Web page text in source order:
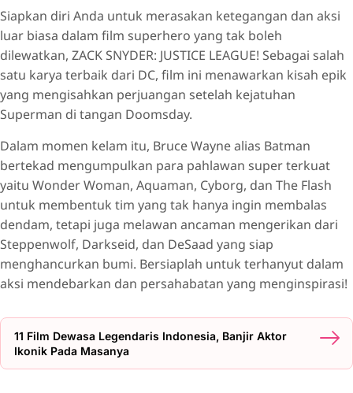
Siapkan diri Anda untuk merasakan ketegangan dan aksi
luar biasa dalam film superhero yang tak boleh
dilewatkan, ZACK SNYDER: JUSTICE LEAGUE! Sebagai salah
satu karya terbaik dari DC, film ini menawarkan kisah epik
yang mengisahkan perjuangan setelah kejatuhan
Superman di tangan Doomsday.
Dalam momen kelam itu, Bruce Wayne alias Batman
bertekad mengumpulkan para pahlawan super terkuat
yaitu Wonder Woman, Aquaman, Cyborg, dan The Flash
untuk membentuk tim yang tak hanya ingin membalas
dendam, tetapi juga melawan ancaman mengerikan dari
Steppenwolf, Darkseid, dan DeSaad yang siap
menghancurkan bumi. Bersiaplah untuk terhanyut dalam
aksi mendebarkan dan persahabatan yang menginspirasi!
11 Film Dewasa Legendaris Indonesia, Banjir Aktor
Ikonik Pada Masanya